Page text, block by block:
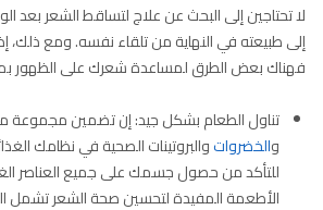
لا تحتاجين إلى البحث عن علاج لتساقط الشعر بعد
إلى طبيعته في النهاية من تلقاء نفسه. ومع ذلك،
فهناك بعض الطرق لمساعدة شعرك على الظهور
تناول الطعام بشكل جيد: إن تضمين مجموعة
والخضرواتوالبروتينات الصحية في نظامك
للتأكد من حصول جسمك على جميع العناصر
الأطعمة المفيدة لتحسين صحة الشعر تشمل